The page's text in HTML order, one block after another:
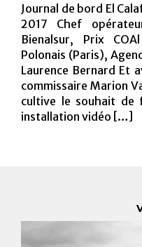
Journal de bord El
2017 Chef
Bienalsur, Prix
Polonais (Paris),
Laurence Bernard Et
commissaire Marion
cultive le souhait de
installation vidéo […]